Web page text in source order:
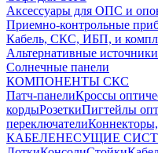
Аксессуары для ОПС и
Приемно-контрольные
Кабель, СКС, ИБП, и
Альтернативные
Солнечные панели
КОМПОНЕНТЫ СКС
Патч-панелиКроссы
кордыРозеткиПигтейлы
переключатели
КАБЕЛЕНЕСУЩИЕ